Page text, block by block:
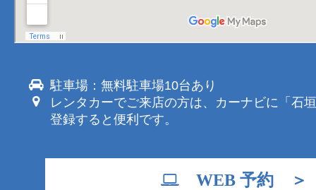
駐車場：無料駐車場10台あり
レンタカーでご来店の方は、カーナビに「石
登録すると便利です。
WEB 予約 ＞